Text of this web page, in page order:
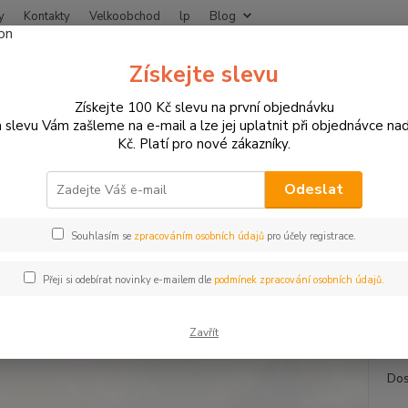
Kontakty Velkoobchod lp Blog
Hledat
Stojany na moto Adaptéry pod rolny pro
pod rolny pro montážní
jako
Získejte slevu
Získejte 100 Kč slevu na první objednávku
slevu Vám zašleme na e-mail a lze jej uplatnit při objednávce
Kč. Platí pro nové zákazníky.
Odeslat
Souhlasím se zpracováním osobních údajů pro účely registrace.
Přeji si odebírat novinky e-mailem dle podmínek zpracování osobních údajů.
Zavřít